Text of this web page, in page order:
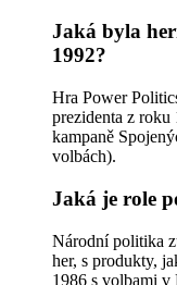
Jaká byla
1992?
Hra Power
prezidenta z roku
kampaně
volbách).
Jaká je role
Národní politika
her, s produkty,
1986 s volbami v